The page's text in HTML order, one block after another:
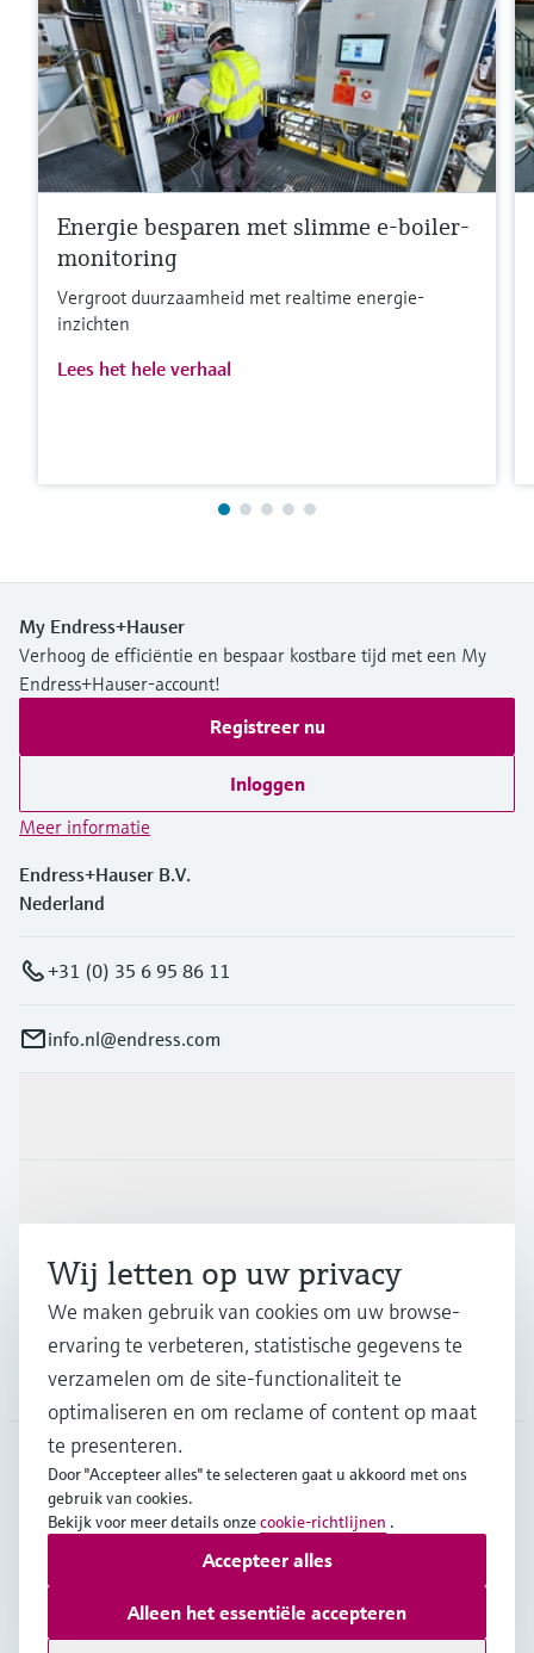
Energie besparen met slimme e-boiler-
monitoring
Vergroot duurzaamheid met realtime energie-
inzichten
Lees het hele verhaal
My Endress+Hauser
Verhoog de efficiëntie en bespaar kostbare tijd met een My
Endress+Hauser-account!
Registreer nu
Inloggen
Meer informatie
Endress+Hauser B.V.
Nederland
+31 (0) 35 6 95 86 11
info.nl@endress.com
Support
Bedrijf
NLD•Nederlands
Copyright © Endress+Hauser Group Services AG
GebruiksvoorwaardenData Protection
Algemene Leveringsvoorwaarden
Wij letten op uw privacy
We maken gebruik van cookies om uw browse-
ervaring te verbeteren, statistische gegevens te
verzamelen om de site-functionaliteit te
optimaliseren en om reclame of content op maat
te presenteren.
Door "Accepteer alles" te selecteren gaat u akkoord met ons
gebruik van cookies.
Bekijk voor meer details onzecookie-richtlijnen .
Alleen het essentiële accepteren
Accepteer alles